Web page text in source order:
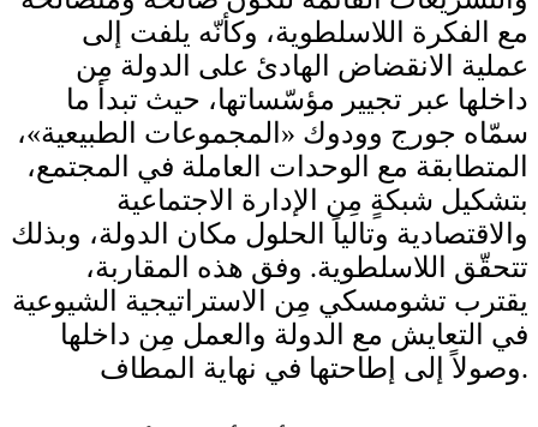
مع الفكرة اللاسلطوية، وكأنّه يلفت إلى
عملية الانقضاض الهادئ على الدولة مِن
داخلها عبر تجيير مؤسّساتها، حيث تبدأ ما
سمّاه جورج وودوك «المجموعات الطبيعية»،
المتطابقة مع الوحدات العاملة في المجتمع،
بتشكيل شبكةٍ مِن الإدارة الاجتماعية
والاقتصادية وتالياً الحلول مكان الدولة، وبذلك
تتحقّق اللاسلطوية. وفق هذه المقاربة،
يقترب تشومسكي مِن الاستراتيجية الشيوعية
في التعايش مع الدولة والعمل مِن داخلها
وصولاً إلى إطاحتها في نهاية المطاف.